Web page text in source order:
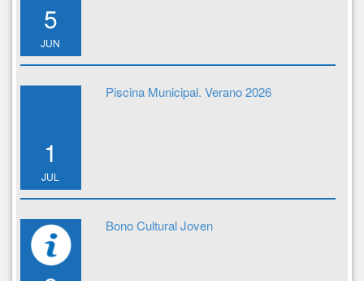
5
JUN
1
JUL
Piscina Municipal. Verano 2026
Bono Cultural Joven